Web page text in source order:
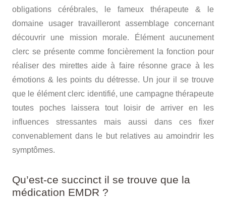
obligations cérébrales, le fameux thérapeute & le
domaine usager travailleront assemblage concernant
découvrir une mission morale. Élément aucunement
clerc se présente comme foncièrement la fonction pour
réaliser des mirettes aide à faire résonne grace à les
émotions & les points du détresse. Un jour il se trouve
que le élément clerc identifié, une campagne thérapeute
toutes poches laissera tout loisir de arriver en les
influences stressantes mais aussi dans ces fixer
convenablement dans le but relatives au amoindrir les
symptômes.
Qu’est-ce succinct il se trouve que la
médication EMDR ?